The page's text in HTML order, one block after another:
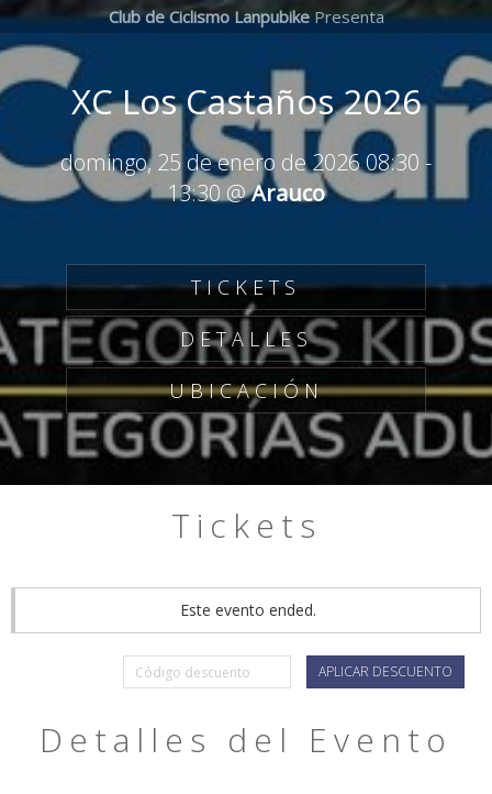
Club de Ciclismo LanpubikePresenta
XC Los Castaños 2026
domingo, 25 de enero de 2026 08:30 -
13:30@Arauco
TICKETS
DETALLES
UBICACIÓN
Tickets
Este evento ended.
APLICAR DESCUENTO
Detalles del Evento